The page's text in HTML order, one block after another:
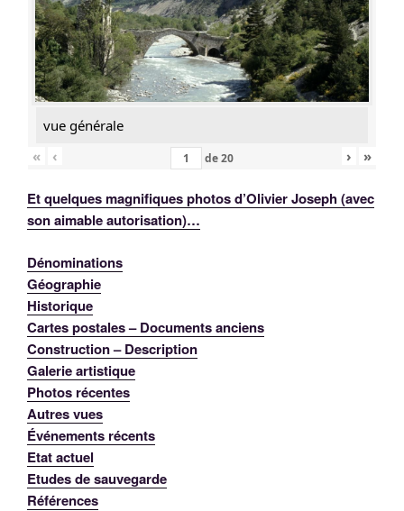
vue générale
«
‹ de20 › »
Et quelques magnifiques photos d’Olivier Joseph (avec
son aimable autorisation)…
Dénominations
Géographie
Historique
Cartes postales – Documents anciens
Construction – Description
Galerie artistique
Photos récentes
Autres vues
Événements récents
Etat actuel
Etudes de sauvegarde
Références